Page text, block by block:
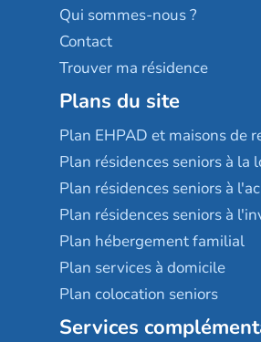
Qui sommes-nous ?
Contact
Trouver ma résidence
Plans du site
Plan EHPAD et maisons de
Plan résidences seniors à la
Plan résidences seniors à
Plan résidences seniors à
Plan hébergement familial
Plan services à domicile
Plan colocation seniors
Services